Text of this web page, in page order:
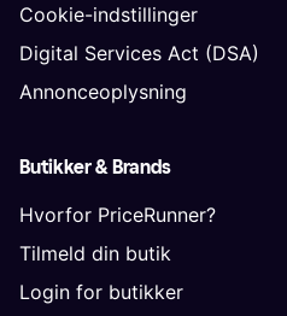
Cookie-indstillinger
Digital Services Act (DSA)
Annonceoplysning
Butikker & Brands
Hvorfor PriceRunner?
Tilmeld din butik
Login for butikker